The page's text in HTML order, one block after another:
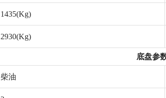
1435(Kg)
2930(Kg)
底盘参
柴油